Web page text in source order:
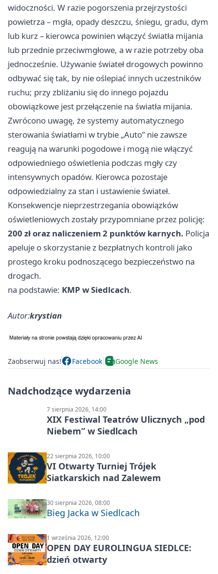
widoczności. W razie pogorszenia przejrzystości
powietrza – mgła, opady deszczu, śniegu, gradu, dym
lub kurz – kierowca powinien włączyć światła mijania
lub przednie przeciwmgłowe, a w razie potrzeby oba
jednocześnie. Używanie świateł drogowych powinno
odbywać się tak, by nie oślepiać innych uczestników
ruchu; przy zbliżaniu się do innego pojazdu
obowiązkowe jest przełączenie na światła mijania.
Zwrócono uwagę, że systemy automatycznego
sterowania światłami w trybie „Auto” nie zawsze
reagują na warunki pogodowe i mogą nie włączyć
odpowiedniego oświetlenia podczas mgły czy
intensywnych opadów. Kierowca pozostaje
odpowiedzialny za stan i ustawienie świateł.
Konsekwencje nieprzestrzegania obowiązków
oświetleniowych zostały przypomniane przez policję:
200 zł oraz naliczeniem 2 punktów karnych. Policja
apeluje o skorzystanie z bezpłatnych kontroli jako
prostego kroku podnoszącego bezpieczeństwo na
drogach.
na podstawie: KMP w Siedlcach.
Autor:krystian
Zaobserwuj nas! Facebook Google News
Nadchodzące wydarzenia
7 sierpnia 2026, 14:00
XIX Festiwal Teatrów Ulicznych „pod
Niebem” w Siedlcach
22 sierpnia 2026, 10:00
VI Otwarty Turniej Trójek
Siatkarskich nad Zalewem
30 sierpnia 2026, 08:00
Bieg Jacka w Siedlcach
1 września 2026, 12:00
OPEN DAY EUROLINGUA SIEDLCE:
dzień otwarty